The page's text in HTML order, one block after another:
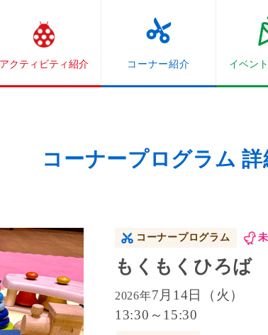
アクティビティ紹介 コーナー紹介 イベント
コーナープログラム 詳
コーナープログラム
もくもくひろば
2026年7月14日（火）
13:30～15:30